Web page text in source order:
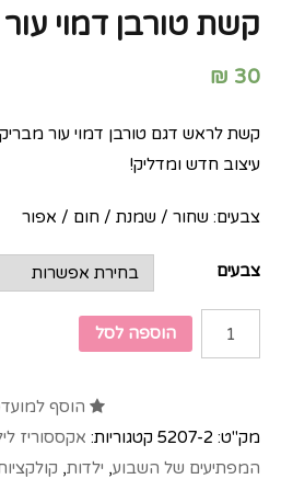
קשת טורבן דמוי עור
30
₪
קשת לראש דגם טורבן דמוי עור
עיצוב חדש ומדליק!
צבעים: שחור / שמנת / חום / אפור
צבעים
הוספה לסל
הוסף
מק"ט: 5207-2 קטגוריות: אקססוריז
המפתיעים של השבוע, ילדות,